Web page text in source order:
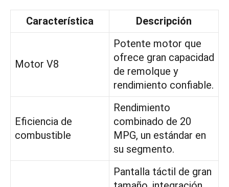
Característica Descripción
Motor V8
Potente motor que
ofrece gran capacidad
de remolque y
rendimiento confiable.
Eficiencia de
combustible
Rendimiento
combinado de 20
MPG, un estándar en
su segmento.
Pantalla táctil de gran